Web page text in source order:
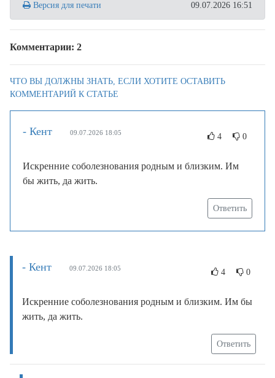
Версия для печати 09.07.2026 16:51
Комментарии: 2
ЧТО ВЫ ДОЛЖНЫ ЗНАТЬ, ЕСЛИ ХОТИТЕ ОСТАВИТЬ
КОММЕНТАРИЙ К СТАТЬЕ
- Кент 09.07.2026 18:05 4 0
Искренние соболезнования родным и близким. Им
бы жить, да жить.
Ответить
- Кент 09.07.2026 18:05 4 0
Искренние соболезнования родным и близким. Им бы
жить, да жить.
Ответить